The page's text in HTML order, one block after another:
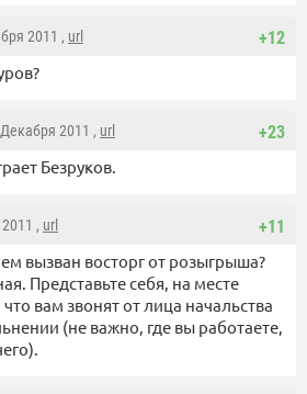
+12
2011 , url
+23
2011 , url
Безруков.
+11
, url
вызван восторг от розыгрыша?
Представьте себя, на месте
вам звонят от лица начальства
(не важно, где вы работаете,